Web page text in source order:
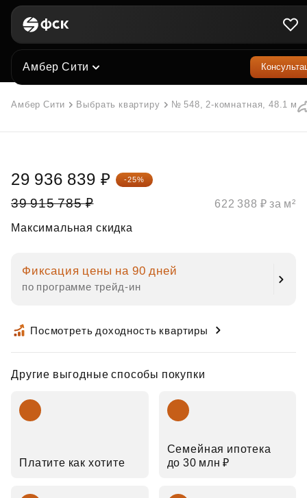
Амбер Сити
Амбер Сити Выбрать квартиру № 548, 2-комнатная, 48.1 м²
39 915 785 ₽
29 936 839 ₽ -25%
Максимальная скидка
Фиксация цены на 90 дней
по программе трейд‑ин
Посмотреть доходность квартиры
Другие выгодные способы покупки
Платите как хотите
Семейная ипотека
до 30 млн ₽
622 388 ₽ за м²